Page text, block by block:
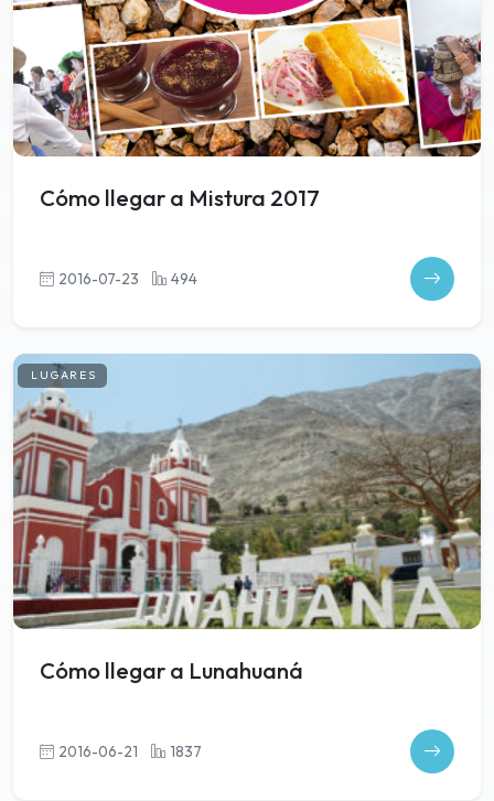
Cómo llegar a Mistura 2017
2016-07-23 494
LUGARES
Cómo llegar a Lunahuaná
2016-06-21 1837